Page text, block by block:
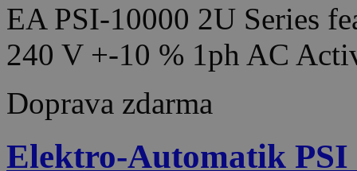
EA PSI-10000 2U Series
240 V +-10 % 1ph AC
Doprava zdarma
Elektro-Automatik PSI